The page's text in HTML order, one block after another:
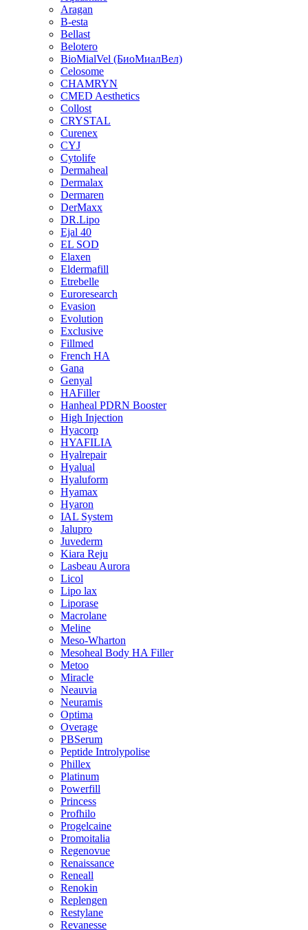
Aragan
B-esta
Bellast
Belotero
BioMialVel (БиоМиалВел)
Celosome
CHAMRYN
CMED Aesthetics
Collost
CRYSTAL
Curenex
CYJ
Cytolife
Dermaheal
Dermalax
Dermaren
DerMaxx
DR.Lipo
Ejal 40
EL SOD
Elaxen
Eldermafill
Etrebelle
Euroresearch
Evasion
Evolution
Exclusive
Fillmed
French HA
Gana
Genyal
HAFiller
Hanheal PDRN Booster
High Injection
Hyacorp
HYAFILIA
Hyalrepair
Hyalual
Hyaluform
Hyamax
Hyaron
IAL System
Jalupro
Juvederm
Kiara Reju
Lasbeau Aurora
Licol
Lipo lax
Liporase
Macrolane
Meline
Meso-Wharton
Mesoheal Body HA Filler
Metoo
Miracle
Neauvia
Neuramis
Optima
Overage
PBSerum
Peptide Introlypolise
Phillex
Platinum
Powerfill
Princess
Profhilo
Progelcaine
Promoitalia
Regenovue
Renaissance
Reneall
Renokin
Replengen
Restylane
Revanesse